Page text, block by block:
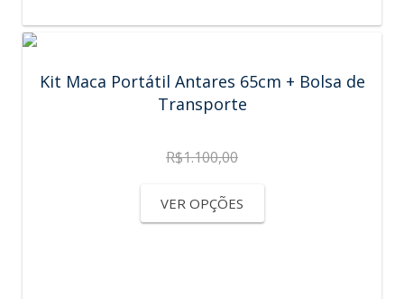
Kit Maca Portátil Antares 65cm + Bolsa de
Transporte
R$1.100,00
VER OPÇÕES